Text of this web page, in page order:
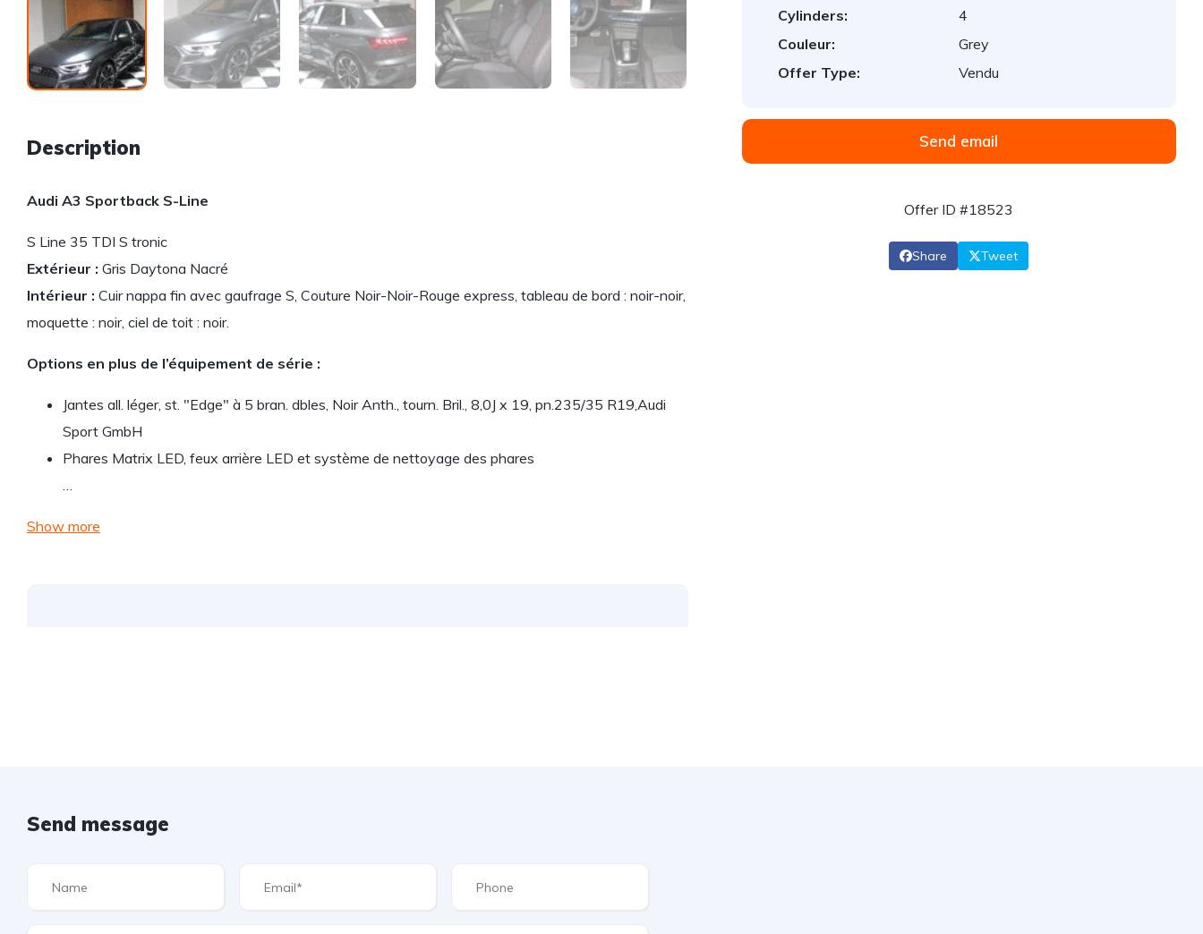
Description
Audi A3 Sportback S-Line
S Line 35 TDI S tronic
Extérieur : Gris Daytona Nacré
Intérieur : Cuir nappa fin avec gaufrage S, Couture Noir-Noir-Rouge express, tableau de bord : noir-noir,
moquette : noir, ciel de toit : noir.
Options en plus de l’équipement de série :
Jantes all. léger, st. "Edge" à 5 bran. dbles, Noir Anth., tourn. Bril., 8,0J x 19, pn.235/35 R19,Audi
Sport GmbH
Phares Matrix LED, feux arrière LED et système de nettoyage des phares
…
Show more
Cylinders:
4
Couleur:
Grey
Offer Type:
Vendu
Send email
Offer ID #18523
Share Tweet
Send message